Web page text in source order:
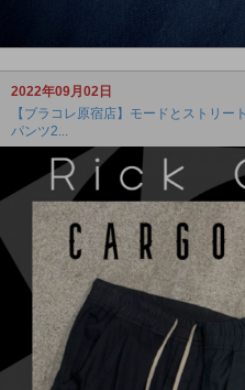
2022年09月02日
【ブラコレ原宿店】モードとストリ
パンツ2...